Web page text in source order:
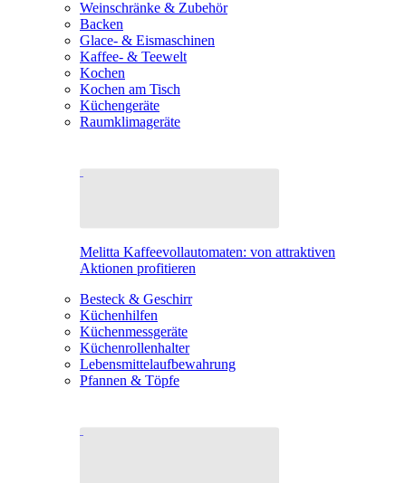
Weinschränke & Zubehör
Backen
Glace- & Eismaschinen
Kaffee- & Teewelt
Kochen
Kochen am Tisch
Küchengeräte
Raumklimageräte
Melitta Kaffeevollautomaten: von attraktiven
Aktionen profitieren
Besteck & Geschirr
Küchenhilfen
Küchenmessgeräte
Küchenrollenhalter
Lebensmittelaufbewahrung
Pfannen & Töpfe